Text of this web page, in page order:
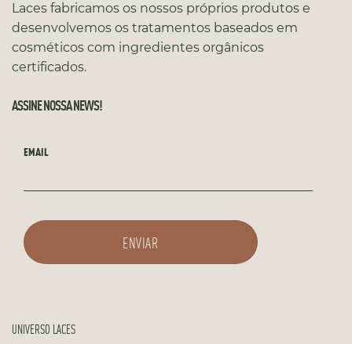
Laces fabricamos os nossos próprios produtos e
desenvolvemos os tratamentos baseados em
cosméticos com ingredientes orgânicos
certificados.
ASSINE NOSSA NEWS!
EMAIL
UNIVERSO LACES